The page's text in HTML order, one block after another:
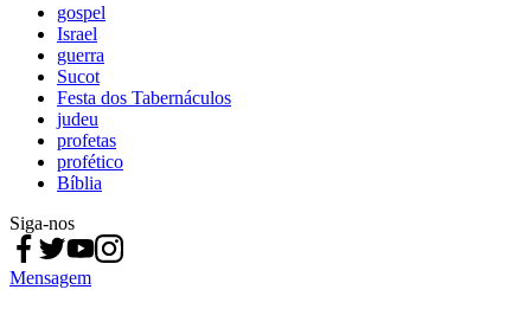
gospel
Israel
guerra
Sucot
Festa dos Tabernáculos
judeu
profetas
profético
Bíblia
Siga-nos
Mensagem